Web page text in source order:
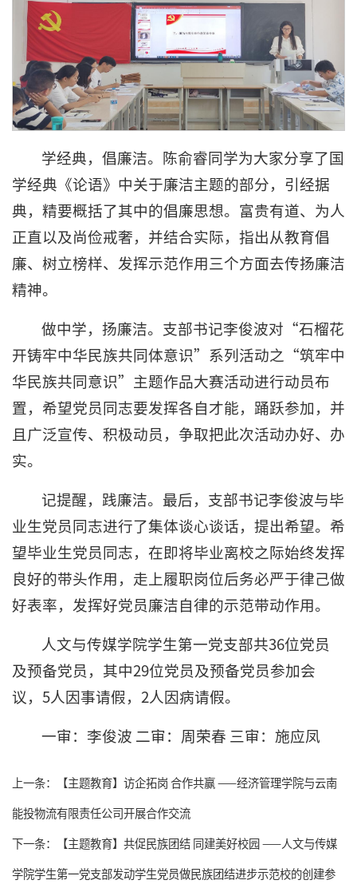
学经典，倡廉洁。陈俞睿同学为大家分享了国
学经典《论语》中关于廉洁主题的部分，引经据
典，精要概括了其中的倡廉思想。富贵有道、为人
正直以及尚俭戒奢，并结合实际，指出从教育倡
廉、树立榜样、发挥示范作用三个方面去传扬廉洁
精神。
做中学，扬廉洁。支部书记李俊波对“石榴花
开铸牢中华民族共同体意识”系列活动之“筑牢中
华民族共同意识”主题作品大赛活动进行动员布
置，希望党员同志要发挥各自才能，踊跃参加，并
且广泛宣传、积极动员，争取把此次活动办好、办
实。
记提醒，践廉洁。最后，支部书记李俊波与毕
业生党员同志进行了集体谈心谈话，提出希望。希
望毕业生党员同志，在即将毕业离校之际始终发挥
良好的带头作用，走上履职岗位后务必严于律己做
好表率，发挥好党员廉洁自律的示范带动作用。
人文与传媒学院学生第一党支部共36位党员
及预备党员，其中29位党员及预备党员参加会
议，5人因事请假，2人因病请假。
一审：李俊波 二审：周荣春 三审：施应凤
上一条：
【主题教育】访企拓岗 合作共赢 ——经济管理学院与云南
能投物流有限责任公司开展合作交流
下一条：
【主题教育】共促民族团结 同建美好校园​ ——人文与传媒
学院学生第一党支部发动学生党员做民族团结进步示范校的创建参